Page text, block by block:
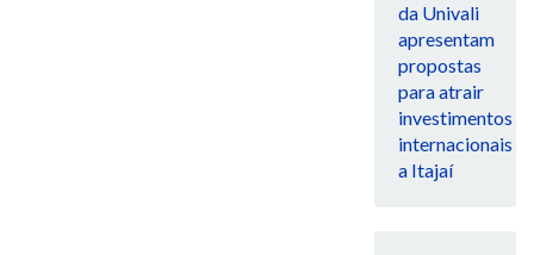
da Univali
apresentam
propostas
para atrair
investimentos
internacionais
a Itajaí